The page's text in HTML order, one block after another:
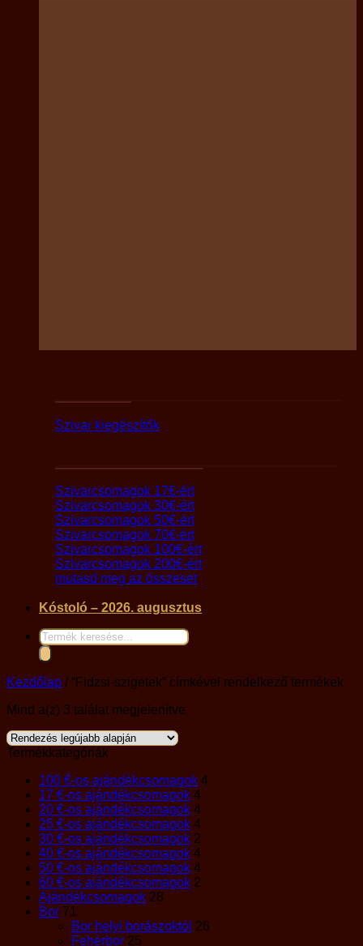
Szivar kiegészítők
Szivarcsomagok 17€-ért
Szivarcsomagok 30€-ért
Szivarcsomagok 50€-ért
Szivarcsomagok 70€-ért
Szivarcsomagok 100€-ért
Szivarcsomagok 200€-ért
mutasd meg az összeset
Kóstoló – 2026. augusztus
Products
search
Kezdőlap / “Fidzsi-szigetek” címkével rendelkező termékek
Mind a(z) 3 találat megjelenítve
Termékkategóriák
100 €-os ajándékcsomagok 4
17 €-os ajándékcsomagok 4
20 €-os ajándékcsomagok 4
25 €-os ajándékcsomagok 4
30 €-os ajándékcsomagok 2
40 €-os ajándékcsomagok 4
50 €-os ajándékcsomagok 4
60 €-os ajándékcsomagok 2
Ajándékcsomagok 28
Bor 71
Bor helyi borászoktól 26
Fehérbor 25